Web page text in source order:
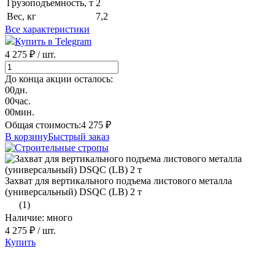
Грузоподъемность, т 2
Вес, кг
7,2
Все характеристики
Купить в Telegram
4 275 ₽ / шт.
До конца акции осталось:
00дн.
00час.
00мин.
Общая стоимость:4 275 ₽
В корзинуБыстрый заказ
Захват для вертикального подъема листового металла
(универсальный) DSQC (LB) 2 т
(1)
Наличие: много
4 275 ₽ / шт.
Купить